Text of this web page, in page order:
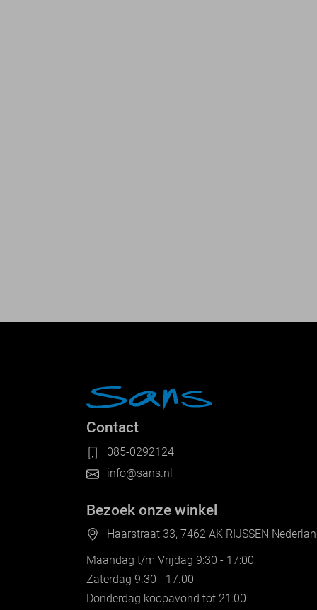
Contact
085-0292124
info@sans.nl
Bezoek onze winkel
Haarstraat 33, 7462 AK RIJSSEN
Maandag t/m Vrijdag 9:30 - 17:00
Zaterdag 9.30 - 17.00
Donderdag koopavond tot 21:00